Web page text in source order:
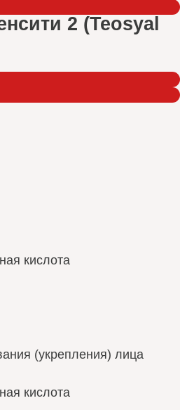
2 (Teosyal
кислота
(укрепления) лица
кислота